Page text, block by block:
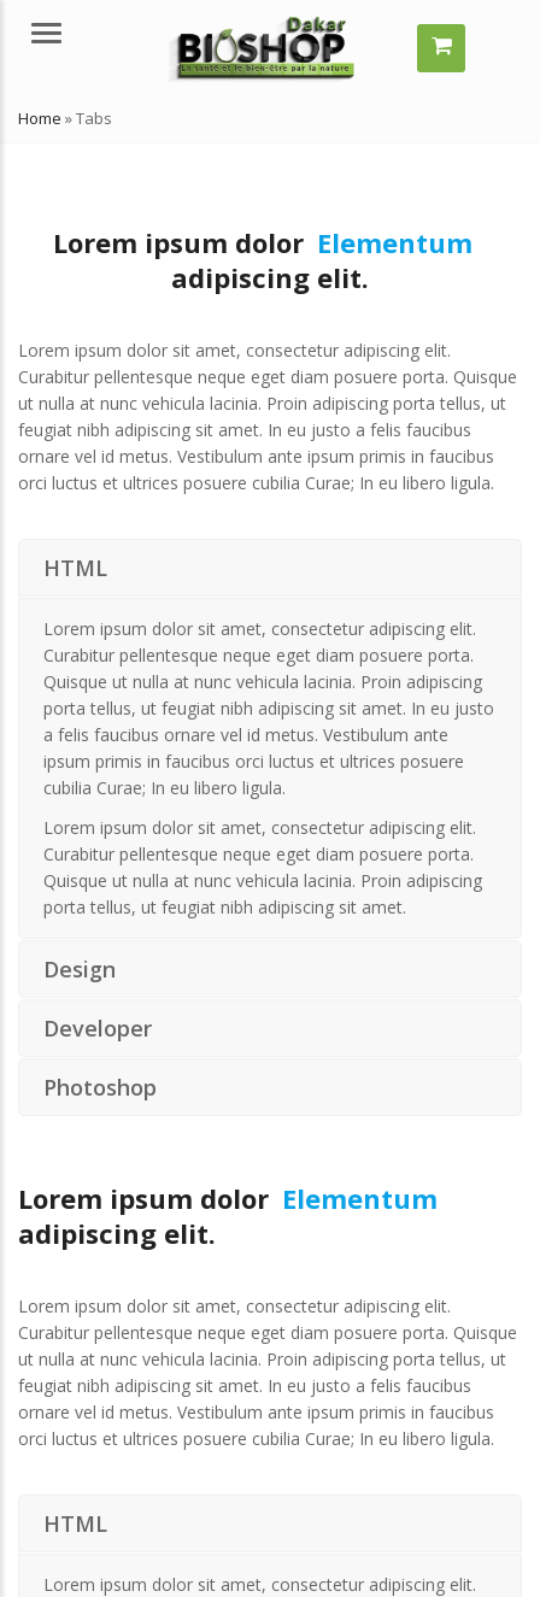
Menu
Home »Tabs
Lorem ipsum dolor Elementum
Consectetur
adipiscing elit.
Lorem ipsum dolor sit amet, consectetur adipiscing elit.
Curabitur pellentesque neque eget diam posuere porta. Quisque
ut nulla at nunc vehicula lacinia. Proin adipiscing porta tellus, ut
feugiat nibh adipiscing sit amet. In eu justo a felis faucibus
ornare vel id metus. Vestibulum ante ipsum primis in faucibus
orci luctus et ultrices posuere cubilia Curae; In eu libero ligula.
HTML
Lorem ipsum dolor sit amet, consectetur adipiscing elit.
Curabitur pellentesque neque eget diam posuere porta.
Quisque ut nulla at nunc vehicula lacinia. Proin adipiscing
porta tellus, ut feugiat nibh adipiscing sit amet. In eu justo
a felis faucibus ornare vel id metus. Vestibulum ante
ipsum primis in faucibus orci luctus et ultrices posuere
cubilia Curae; In eu libero ligula.
Lorem ipsum dolor sit amet, consectetur adipiscing elit.
Curabitur pellentesque neque eget diam posuere porta.
Quisque ut nulla at nunc vehicula lacinia. Proin adipiscing
porta tellus, ut feugiat nibh adipiscing sit amet.
Design
Developer
Photoshop
Lorem ipsum dolor Elementum
adipiscing elit.
Lorem ipsum dolor sit amet, consectetur adipiscing elit.
Curabitur pellentesque neque eget diam posuere porta. Quisque
ut nulla at nunc vehicula lacinia. Proin adipiscing porta tellus, ut
feugiat nibh adipiscing sit amet. In eu justo a felis faucibus
ornare vel id metus. Vestibulum ante ipsum primis in faucibus
orci luctus et ultrices posuere cubilia Curae; In eu libero ligula.
HTML
Lorem ipsum dolor sit amet, consectetur adipiscing elit.
grossir vite ?
solutions naturelles ?
29, 2024
ce qu’un remède
?
Comment grossir vite ?
Quelles solutions naturelles ?
juillet 29, 2024
Qu’est-ce qu’un remède
naturel ?